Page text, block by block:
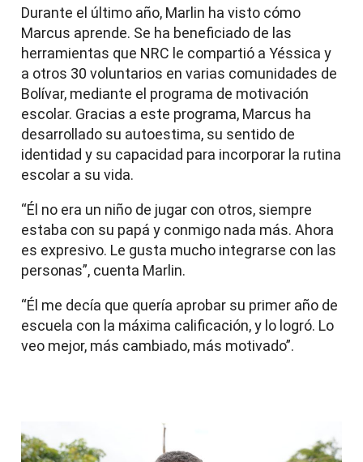
Durante el último año, Marlin ha visto cómo
Marcus aprende. Se ha beneficiado de las
herramientas que NRC le compartió a Yéssica y
a otros 30 voluntarios en varias comunidades de
Bolívar, mediante el programa de motivación
escolar. Gracias a este programa, Marcus ha
desarrollado su autoestima, su sentido de
identidad y su capacidad para incorporar la rutina
escolar a su vida.
“Él no era un niño de jugar con otros, siempre
estaba con su papá y conmigo nada más. Ahora
es expresivo. Le gusta mucho integrarse con las
personas”, cuenta Marlin.
“Él me decía que quería aprobar su primer año de
escuela con la máxima calificación, y lo logró. Lo
veo mejor, más cambiado, más motivado”.